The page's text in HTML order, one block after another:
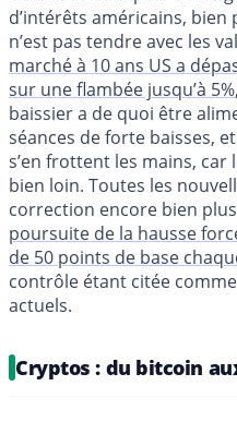
d’intérêts américains, bien
n’est pas tendre avec les
marché à 10 ans US a
sur une flambée jusqu’à 5%
baissier a de quoi être
séances de forte baisses,
s’en frottent les mains,
bien loin. Toutes les
correction encore bien
poursuite de la hausse
de 50 points de base
contrôle étant citée
actuels.
Cryptos : du bitcoin